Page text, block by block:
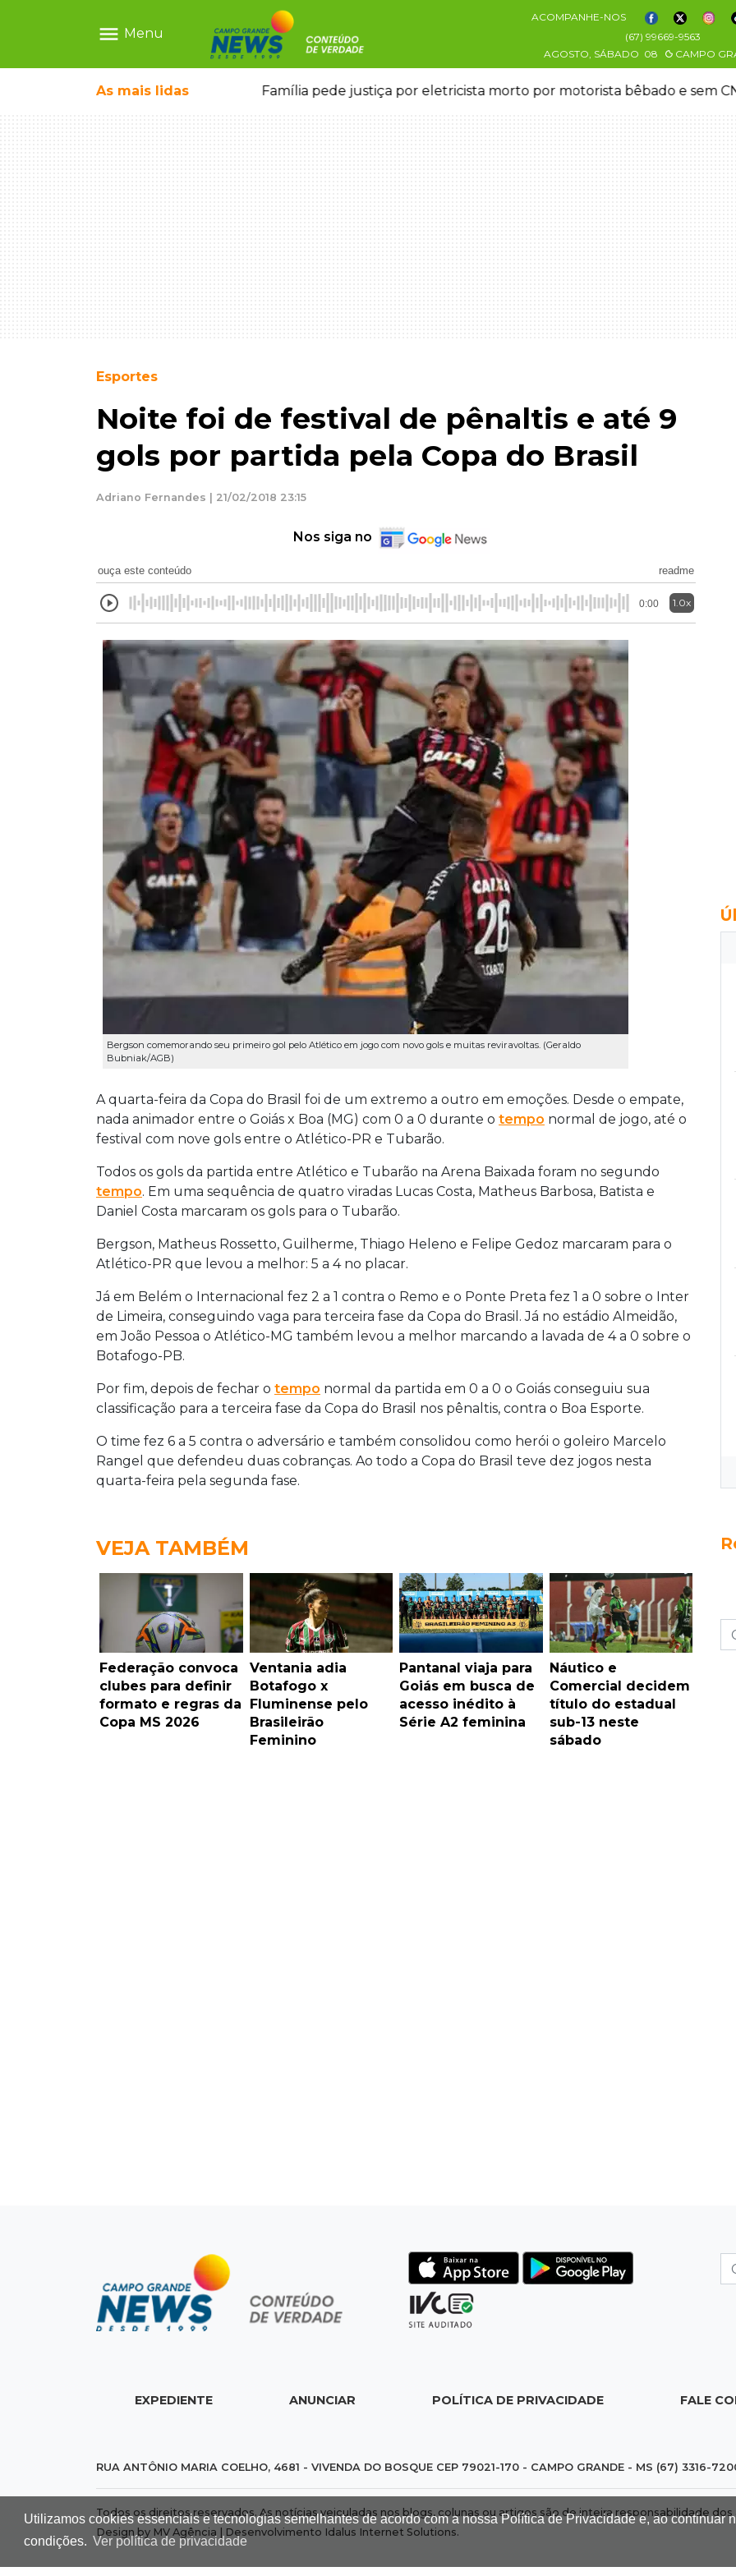
Utilizamos cookies essenciais e tecnologias semelhantes de acordo com a nossa Política de Privacidade e, ao continuar
condições. Ver política de privacidade
menu Menu
ACOMPANHE-NOS
(67) 99669-9563
AGOSTO, SÁBADO 08 CAMPO
As mais lidas
e morre a caminho do hospital Família pede justiça por eletricista morto por motorista bêbado e sem
Esportes
Noite foi de festival de pênaltis e até 9
gols por partida pela Copa do Brasil
Adriano Fernandes | 21/02/2018 23:15
Nos siga no
ouça este conteúdo readme
0:00 1.0x
Bergson comemorando seu primeiro gol pelo Atlético em jogo com novo gols e muitas reviravoltas. (Geraldo
Bubniak/AGB)
A quarta-feira da Copa do Brasil foi de um extremo a outro em emoções. Desde o empate,
nada animador entre o Goiás x Boa (MG) com 0 a 0 durante o tempo normal de jogo, até o
festival com nove gols entre o Atlético-PR e Tubarão.
Todos os gols da partida entre Atlético e Tubarão na Arena Baixada foram no segundo
tempo. Em uma sequência de quatro viradas Lucas Costa, Matheus Barbosa, Batista e
Daniel Costa marcaram os gols para o Tubarão.
Bergson, Matheus Rossetto, Guilherme, Thiago Heleno e Felipe Gedoz marcaram para o
Atlético-PR que levou a melhor: 5 a 4 no placar.
Já em Belém o Internacional fez 2 a 1 contra o Remo e o Ponte Preta fez 1 a 0 sobre o Inter
de Limeira, conseguindo vaga para terceira fase da Copa do Brasil. Já no estádio Almeidão,
em João Pessoa o Atlético-MG também levou a melhor marcando a lavada de 4 a 0 sobre o
Botafogo-PB.
Por fim, depois de fechar o tempo normal da partida em 0 a 0 o Goiás conseguiu sua
classificação para a terceira fase da Copa do Brasil nos pênaltis, contra o Boa Esporte.
O time fez 6 a 5 contra o adversário e também consolidou como herói o goleiro Marcelo
Rangel que defendeu duas cobranças. Ao todo a Copa do Brasil teve dez jogos nesta
quarta-feira pela segunda fase.
VEJA TAMBÉM
Federação convoca
clubes para definir
formato e regras da
Copa MS 2026
Ventania adia
Botafogo x
Fluminense pelo
Brasileirão
Feminino
Pantanal viaja para
Goiás em busca de
acesso inédito à
Série A2 feminina
Náutico e
Comercial decidem
título do estadual
sub-13 neste
sábado
EXPEDIENTE ANUNCIAR POLÍTICA DE PRIVACIDADE FALE
RUA ANTÔNIO MARIA COELHO, 4681 - VIVENDA DO BOSQUE CEP 79021-170 - CAMPO GRANDE - MS (67) 3316-
Todos os direitos reservados. As notícias veiculadas nos blogs, colunas ou artigos são de inteira responsabilidade
Design by MV Agência | Desenvolvimento Idalus Internet Solutions.